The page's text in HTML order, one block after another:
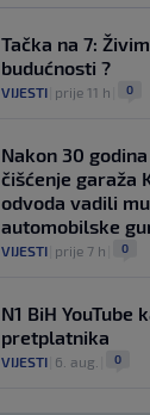
Tačka na 7:
budućnosti ?
VIJESTI prije 11 h 0
Nakon 30
čišćenje garaža
odvoda vadili
automobilske
VIJESTI prije 7 h 0
N1 BiH
pretplatnika
VIJESTI 6. aug. 0